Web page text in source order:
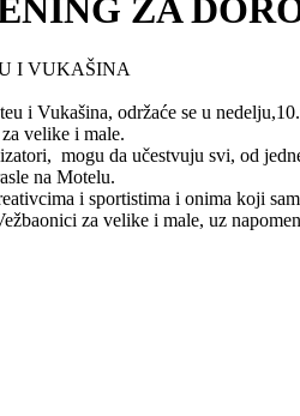
ZA
I VUKAŠINA
i Vukašina, održaće se u
velike i male.
mogu da učestvuju svi, od
na Motelu.
i sportistima i onima koji
za velike i male, uz